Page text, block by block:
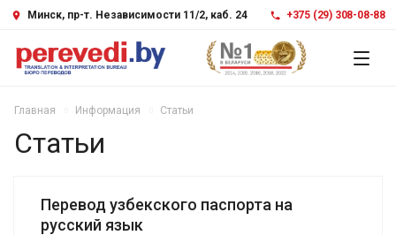
Минск, пр-т. Независимости 11/2, каб. 24 +375 (29) 308-08-88
Главная Информация Статьи
Статьи
Перевод узбекского паспорта на
русский язык